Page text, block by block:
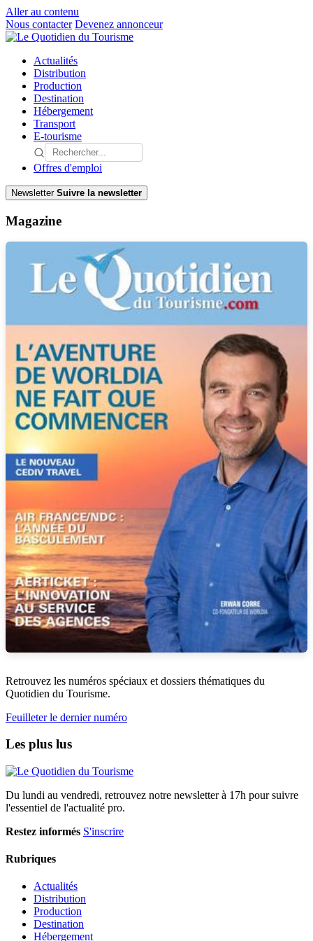
Aller au contenu
Nous contacter Devenez annonceur
Actualités
Distribution
Production
Destination
Hébergement
Transport
E-tourisme
Offres d'emploi
Newsletter Suivre la newsletter
Magazine
Retrouvez les numéros spéciaux et dossiers thématiques du
Quotidien du Tourisme.
Feuilleter le dernier numéro
Les plus lus
Du lundi au vendredi, retrouvez notre newsletter à 17h pour suivre
l'essentiel de l'actualité pro.
Restez informés S'inscrire
Rubriques
Actualités
Distribution
Production
Destination
Hébergement